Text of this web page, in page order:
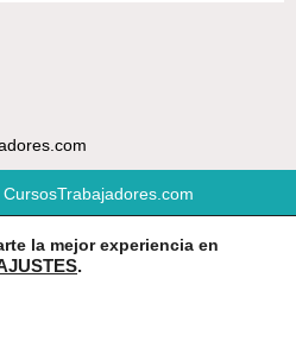
CursosTrabajadores.com
| Condiciones de compra
la mejor experiencia en
.